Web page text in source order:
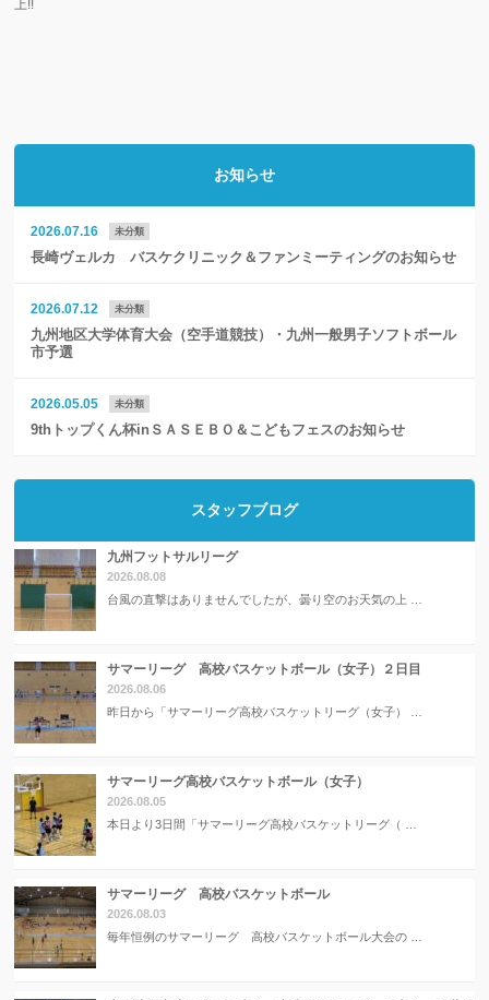
上!!
お知らせ
2026.07.16 未分類
長崎ヴェルカ バスケクリニック＆ファンミーティングのお知らせ
2026.07.12 未分類
九州地区大学体育大会（空手道競技）・九州一般男子ソフトボール
市予選
2026.05.05 未分類
9thトップくん杯inＳＡＳＥＢＯ＆こどもフェスのお知らせ
スタッフブログ
九州フットサルリーグ
2026.08.08
台風の直撃はありませんでしたが、曇り空のお天気の上 …
サマーリーグ 高校バスケットボール（女子）２日目
2026.08.06
昨日から「サマーリーグ高校バスケットリーグ（女子） …
サマーリーグ高校バスケットボール（女子）
2026.08.05
本日より3日間「サマーリーグ高校バスケットリーグ（ …
サマーリーグ 高校バスケットボール
2026.08.03
毎年恒例のサマーリーグ 高校バスケットボール大会の …